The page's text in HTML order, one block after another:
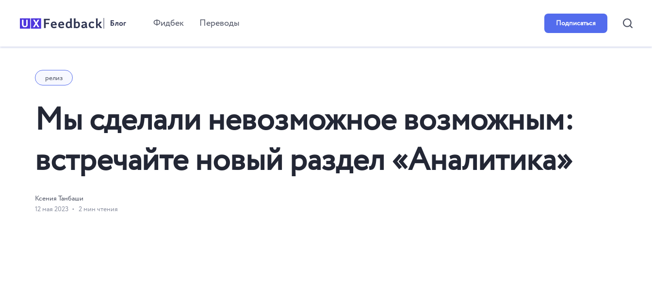
Фидбек Переводы Подписаться
релиз
Мы сделали невозможное возможным:
встречайте новый раздел «Аналитика»
Ксения Танбаши
12 мая 2023
2 мин чтения